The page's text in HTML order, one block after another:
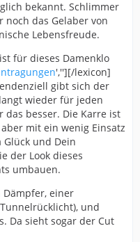
bekannt. Schlimmer
das Gelaber von
Lebensfreude.
für dieses Damenklo
',''][/lexicon]
gibt sich der
wieder für jeden
das besser. Die Karre ist
aber mit ein wenig Einsatz
und Dein
der Look dieses
umbauen.
einer
und
Da sieht sogar der Cut